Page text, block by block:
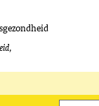
Zoeken